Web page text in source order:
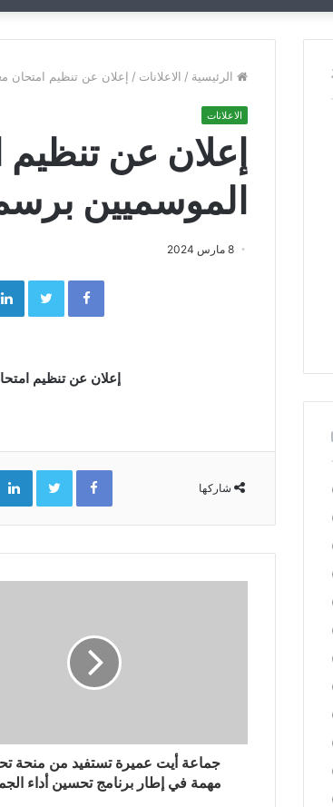
الرئيسية / الاعلانات / إعلان عن تنظيم امتحان
الاعلانات
إعلان عن
الموسميين برسم
8 مارس 2024
Facebook
Twitter
إعلان عن تنظيم
شاركها
Facebook
Twitter
جماعة أيت عميرة تستفيد من منحة
مهمة في إطار برنامج تحسين أداء